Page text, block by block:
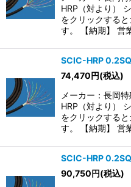
HRP（対より）
をクリックする
す。 【納期】 営
SCIC-HRP
74,470円(税込)
メーカー：長岡
HRP（対より）
をクリックする
す。 【納期】 営
SCIC-HRP
90,750円(税込)